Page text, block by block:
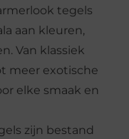
tegels
aan kleuren,
Van klassiek
meer exotische
elke smaak en
zijn bestand